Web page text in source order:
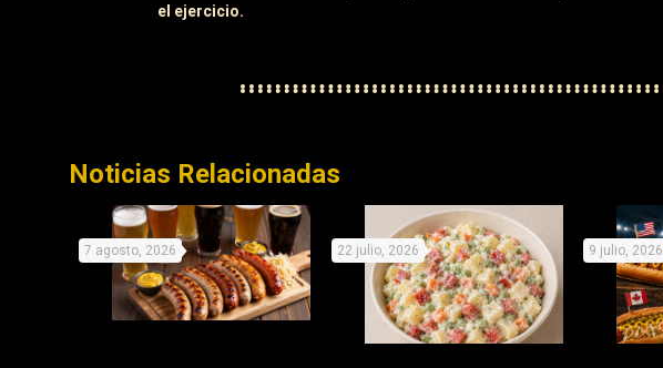
el ejercicio.
Noticias Relacionadas
7 agosto, 2026 22 julio, 2026 9 julio, 2026